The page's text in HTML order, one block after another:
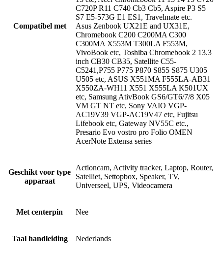
Compatibel met
C720P R11 C740 Cb3 Cb5, Aspire P3 S5
S7 E5-573G E1 ES1, Travelmate etc.
Asus Zenbook UX21E and UX31E,
Chromebook C200 C200MA C300
C300MA X553M T300LA F553M,
VivoBook etc, Toshiba Chromebook 2 13.3
inch CB30 CB35, Satellite C55-
C5241,P755 P775 P870 S855 S875 U305
U505 etc, ASUS X551MA F555LA-AB31
X550ZA-WH11 X551 X555LA K501UX
etc, Samsung AtivBook GS6/GT6/7/8 X05
VM GT NT etc, Sony VAIO VGP-
AC19V39 VGP-AC19V47 etc, Fujitsu
Lifebook etc, Gateway NV55C etc.,
Presario Evo vostro pro Folio OMEN
AcerNote Extensa series
Geschikt voor type
apparaat
Actioncam, Activity tracker, Laptop, Router,
Satelliet, Settopbox, Speaker, TV,
Universeel, UPS, Videocamera
Met centerpin Nee
Taal handleiding Nederlands